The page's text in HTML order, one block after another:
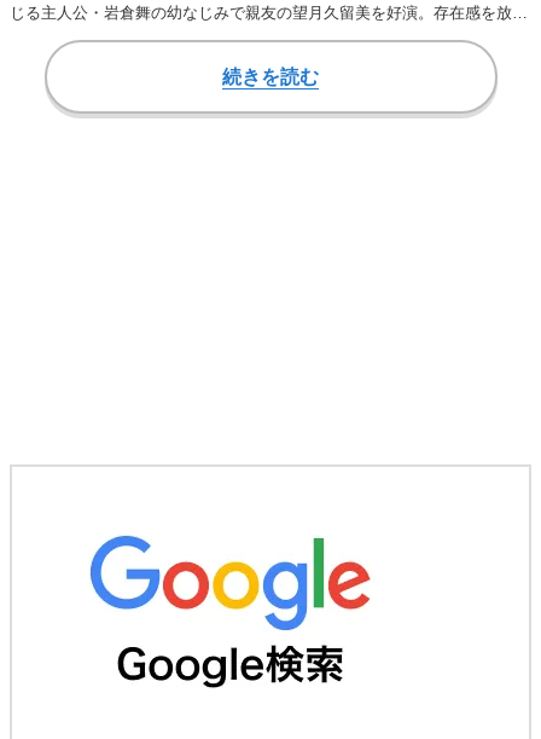
じる主人公・岩倉舞の幼なじみで親友の望月久留美を好演。存在感を放っ
ている…
続きを読む